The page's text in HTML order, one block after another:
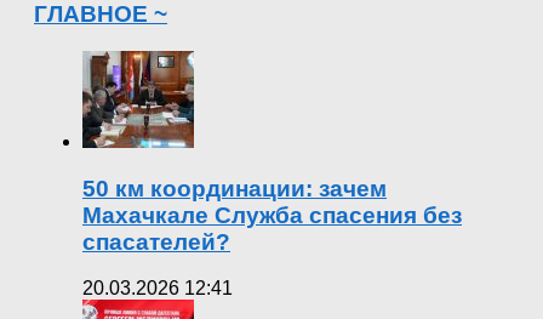
ГЛАВНОЕ ~
50 км координации: зачем
Махачкале Служба спасения без
спасателей?
20.03.2026 12:41